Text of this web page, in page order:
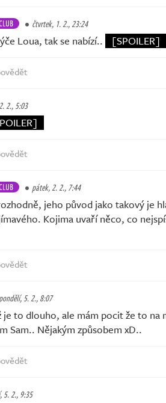
čtvrtek, 1. 2., 23:24
Loua, tak se nabízí.. [SPOILER]
2., 5:03
pátek, 2. 2., 7:44
jeho původ jako takový je
Kojima uvaří něco, co
pondělí, 5. 2., 8:07
je to dlouho, ale mám pocit že to na
Sam.. Nějakým způsobem xD..
5. 2., 9:35